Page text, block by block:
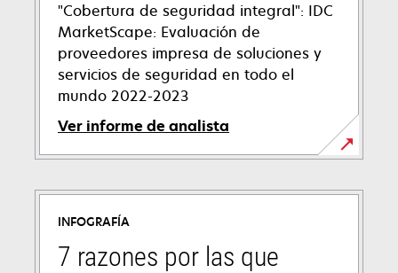
"Cobertura de seguridad integral": IDC
MarketScape: Evaluación de
proveedores impresa de soluciones y
servicios de seguridad en todo el
mundo 2022-2023
Ver informe de analista
INFOGRAFÍA
7 razones por las que